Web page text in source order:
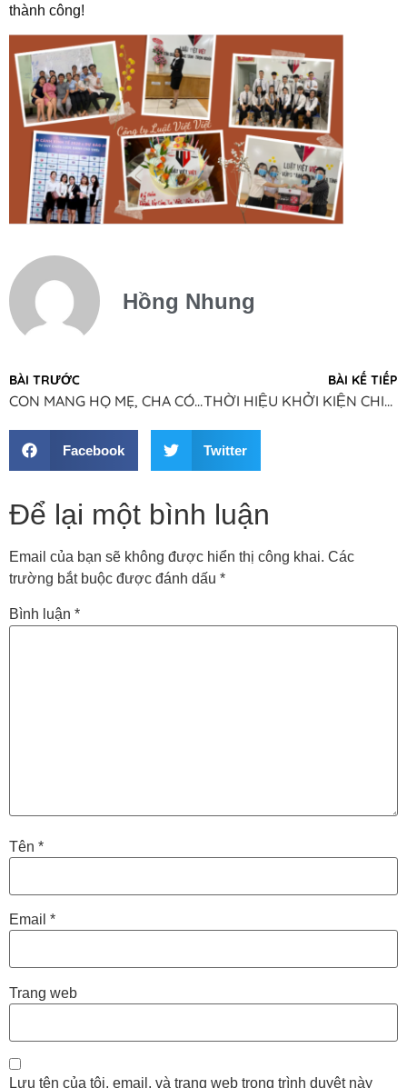
thành công!
Hồng Nhung
BÀI TRƯỚC
CON MANG HỌ MẸ, CHA CÓ BỊ TƯỚC QUYỀN GÌ KHÔNG?
BÀI KẾ TIẾP
THỜI HIỆU KHỞI KIỆN CHIA DI SẢN THỪA KẾ
Facebook Twitter
Để lại một bình luận
Email của bạn sẽ không được hiển thị công khai. Các
trường bắt buộc được đánh dấu *
Bình luận *
Tên *
Email *
Trang web
Lưu tên của tôi, email, và trang web trong trình duyệt này